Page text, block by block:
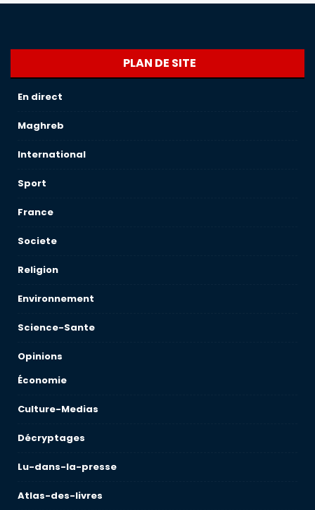
PLAN DE SITE
En direct
Maghreb
International
Sport
France
Societe
Religion
Environnement
Science-Sante
Opinions
Économie
Culture-Medias
Décryptages
Lu-dans-la-presse
Atlas-des-livres